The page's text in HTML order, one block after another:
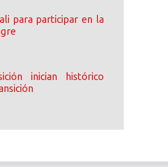
para participar en la
inician histórico